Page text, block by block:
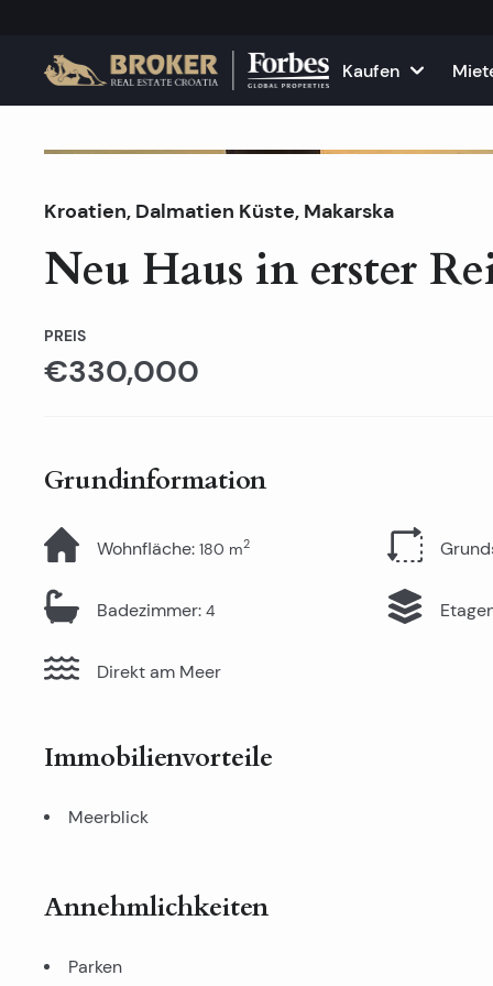
Kaufen
Häuser und Villen
Wohnungen
Grundstücke
Alle
Wohnungen
Häuser und
Kroatien, Dalmatien Küste, Makarska
Neu Haus in erster
PREIS
€330,000
Grundinformation
Wohnfläche: 180 m2
Badezimmer: 4
Direkt am Meer
Immobilienvorteile
Meerblick
Annehmlichkeiten
Parken